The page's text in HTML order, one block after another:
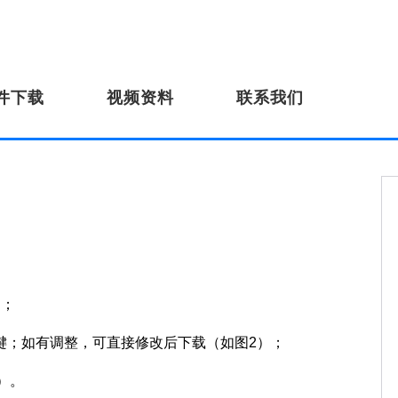
下载 视频资料 联系我们
如有调整，可直接修改后下载（如图2）；
。